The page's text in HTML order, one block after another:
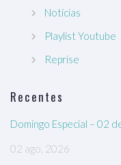
Notícias
Playlist Youtube
Reprise
Recentes
Domingo Especial – 02
02 ago, 2026